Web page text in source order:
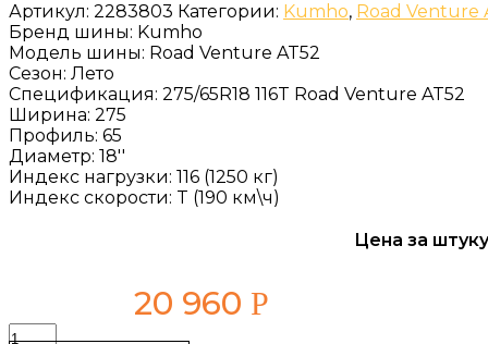
Артикул: 2283803 Категории: Kumho, Road Venture
Бренд шины: Kumho
Модель шины: Road Venture AT52
Сезон: Лето
Спецификация: 275/65R18 116T Road Venture AT52
Ширина: 275
Профиль: 65
Диаметр: 18''
Индекс нагрузки: 116 (1250 кг)
Индекс скорости: T (190 км\ч)
Цена за
20 960 Р
Количество